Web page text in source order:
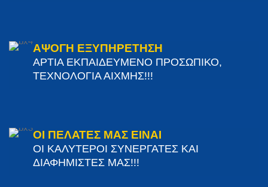
ΑΨΟΓΗ ΕΞΥΠΗΡΕΤΗΣΗ
ΑΡΤΙΑ ΕΚΠΑΙΔΕΥΜΕΝΟ ΠΡΟΣΩΠΙΚΟ,
ΤΕΧΝΟΛΟΓΙΑ ΑΙΧΜΗΣ!!!
ΟΙ ΠΕΛΑΤΕΣ ΜΑΣ ΕΙΝΑΙ
ΟΙ ΚΑΛΥΤΕΡΟΙ ΣΥΝΕΡΓΑΤΕΣ ΚΑΙ
ΔΙΑΦΗΜΙΣΤΕΣ ΜΑΣ!!!